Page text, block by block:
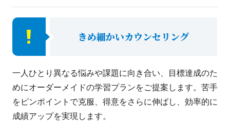
きめ細かいカウンセリング
一人ひとり異なる悩みや課題に向き合い、目標達成のた
めにオーダーメイドの学習プランをご提案します。苦手
をピンポイントで克服、得意をさらに伸ばし、効率的に
成績アップを実現します。